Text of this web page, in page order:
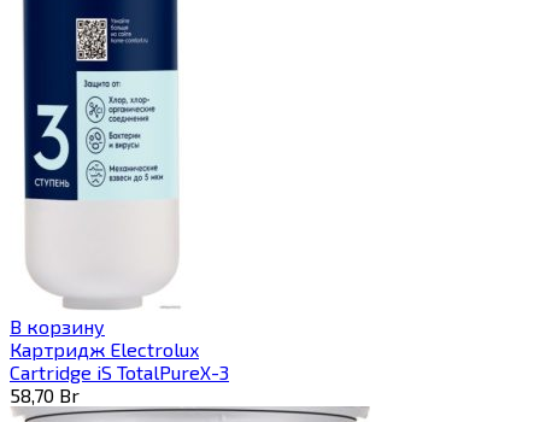
В корзину
Картридж Electrolux
Cartridge iS TotalPureX-3
58,70 Br